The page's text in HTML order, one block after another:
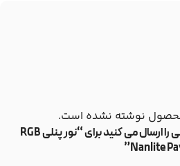
نوشته نشده است.
اولین نفری باشید که دیدگاهی را ارسال می کنید برای “نور پنلی RGB